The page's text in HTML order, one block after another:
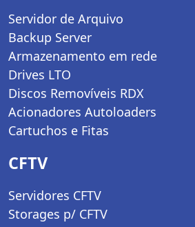
Servidor de Arquivo
Backup Server
Armazenamento em rede
Drives LTO
Discos Removíveis RDX
Acionadores Autoloaders
Cartuchos e Fitas
CFTV
Servidores CFTV
Storages p/ CFTV